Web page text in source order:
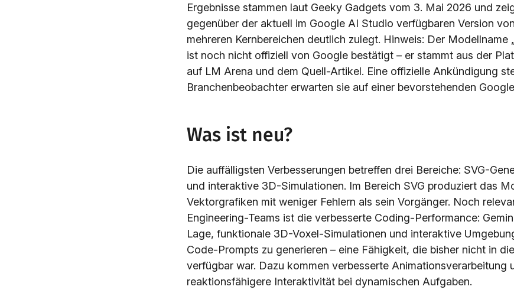
Ergebnisse stammen laut Geeky Gadgets vom 3. Mai 2026 und
gegenüber der aktuell im Google AI Studio verfügbaren Version
mehreren Kernbereichen deutlich zulegt. Hinweis: Der Modellname
ist noch nicht offiziell von Google bestätigt – er stammt aus der
auf LM Arena und dem Quell-Artikel. Eine offizielle Ankündigung
Branchenbeobachter erwarten sie auf einer bevorstehenden
Was ist neu?
Die auffälligsten Verbesserungen betreffen drei Bereiche: SVG-
und interaktive 3D-Simulationen. Im Bereich SVG produziert das
Vektorgrafiken mit weniger Fehlern als sein Vorgänger. Noch
Engineering-Teams ist die verbesserte Coding-Performance:
Lage, funktionale 3D-Voxel-Simulationen und interaktive
Code-Prompts zu generieren – eine Fähigkeit, die bisher nicht in
verfügbar war. Dazu kommen verbesserte Animationsverarbeitung
reaktionsfähigere Interaktivität bei dynamischen Aufgaben.